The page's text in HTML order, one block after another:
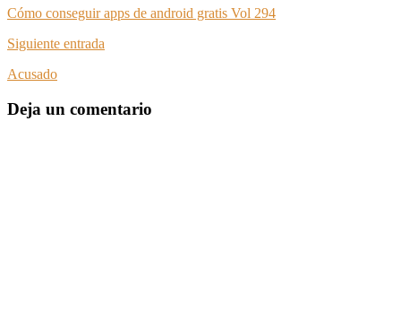
Cómo conseguir apps de android gratis Vol 294
Siguiente entrada
Acusado
Deja un comentario